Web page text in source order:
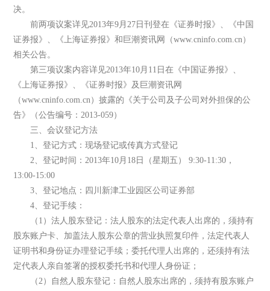
决。
前两项议案详见2013年9月27日刊登在《证券时报》、《中国
证券报》、《上海证券报》和巨潮资讯网（www.cninfo.com.cn）
相关公告。
第三项议案内容详见2013年10月11日在《中国证券报》、
《上海证券报》、《证券时报》及巨潮资讯网
（www.cninfo.com.cn）披露的《关于公司及子公司对外担保的公
告》（公告编号：2013-059）
三、会议登记方法
1、登记方式：现场登记或传真方式登记
2、登记时间：2013年10月18日（星期五） 9:30-11:30，
13:00-15:00
3、登记地点：四川新津工业园区公司证券部
4、登记手续：
（1）法人股东登记：法人股东的法定代表人出席的，须持有
股东账户卡、加盖法人股东公章的营业执照复印件，法定代表人
证明书和身份证办理登记手续；委托代理人出席的，还须持有法
定代表人亲自签署的授权委托书和代理人身份证；
（2）自然人股东登记：自然人股东出席的，须持有股东账户